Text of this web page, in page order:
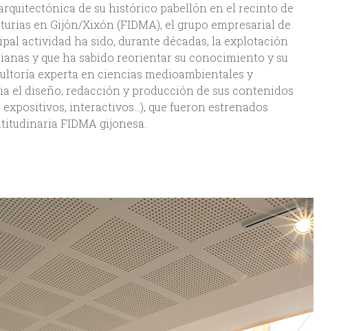
de su histórico pabellón en el recinto de
en Gijón/Xixón (FIDMA), el grupo empresarial de
actividad ha sido, durante décadas, la explotación
y que ha sabido reorientar su conocimiento y su
experta en ciencias medioambientales y
el diseño, redacción y producción de sus contenidos
interactivos…), que fueron estrenados
FIDMA gijonesa.